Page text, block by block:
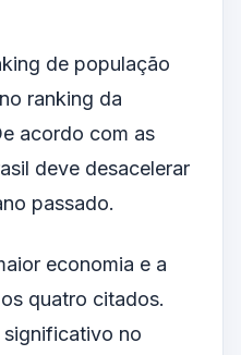
de população
ranking da
acordo com as
deve desacelerar
passado.
economia e a
quatro citados.
significativo no